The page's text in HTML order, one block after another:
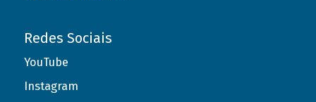
Redes Sociais
YouTube
Instagram